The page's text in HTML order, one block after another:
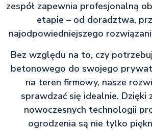
zespół zapewnia profesjonalną
etapie – od doradztwa,
najodpowiedniejszego
Bez względu na to, czy
betonowego do swojego
na teren firmowy, nasze
sprawdzać się idealnie. Dzięki
nowoczesnych technologii
ogrodzenia są nie tylko